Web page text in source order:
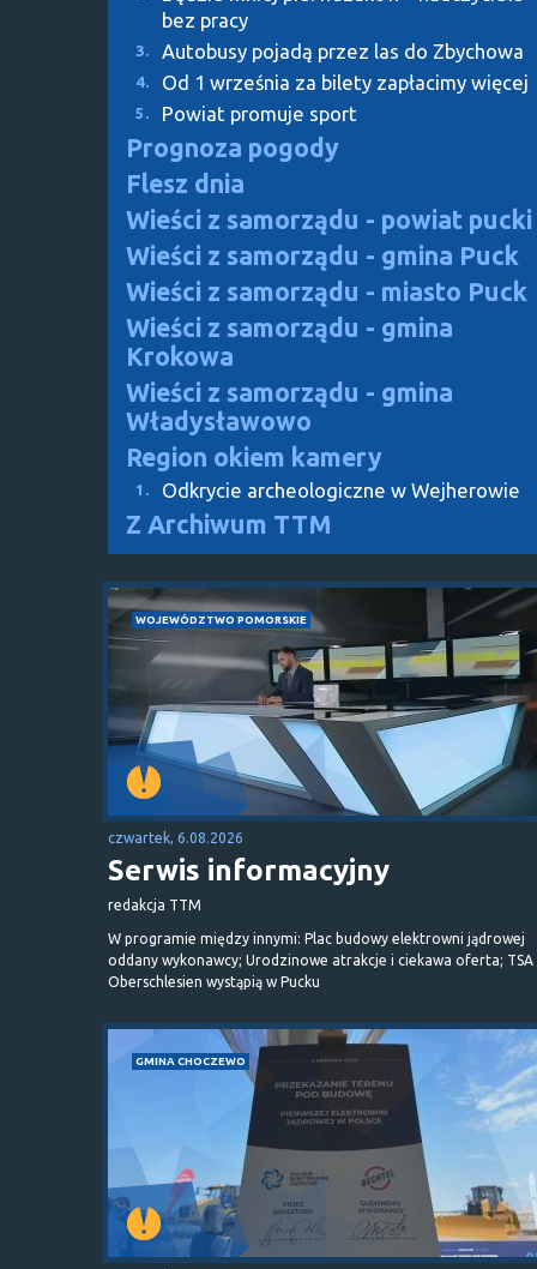
bez pracy
3. Autobusy pojadą przez las do Zbychowa
4. Od 1 września za bilety zapłacimy więcej
5. Powiat promuje sport
Prognoza pogody
Flesz dnia
Wieści z samorządu - powiat pucki
Wieści z samorządu - gmina Puck
Wieści z samorządu - miasto Puck
Wieści z samorządu - gmina
Krokowa
Wieści z samorządu - gmina
Władysławowo
Region okiem kamery
1. Odkrycie archeologiczne w Wejherowie
Z Archiwum TTM
WOJEWÓDZTWO POMORSKIE
czwartek, 6.08.2026
Serwis informacyjny
redakcja TTM
W programie między innymi: Plac budowy elektrowni jądrowej
oddany wykonawcy; Urodzinowe atrakcje i ciekawa oferta; TSA
Oberschlesien wystąpią w Pucku
GMINA CHOCZEWO